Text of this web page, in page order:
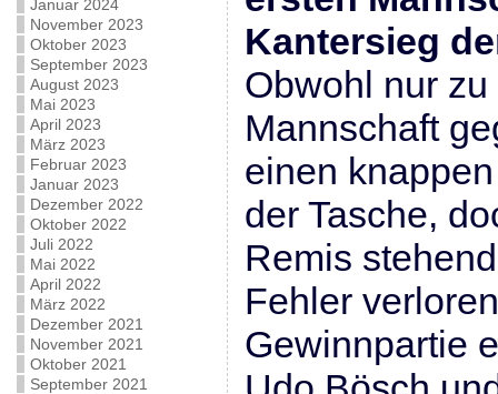
Januar 2024
November 2023
Oktober 2023
September 2023
August 2023
Mai 2023
April 2023
März 2023
Februar 2023
Januar 2023
Dezember 2022
Oktober 2022
Juli 2022
Mai 2022
April 2022
März 2022
Dezember 2021
November 2021
Oktober 2021
September 2021
Kantersieg
Obwohl nur
Mannschaft
einen
der Tasche,
Remis
Fehler
Gewinnpartie